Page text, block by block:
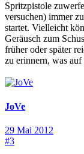
Spritzpistole
versuchen) immer
startet. Vielleicht
Geräusch zum
früher oder später
zu erinnern, was
JoVe
29 Mai 2012
#3